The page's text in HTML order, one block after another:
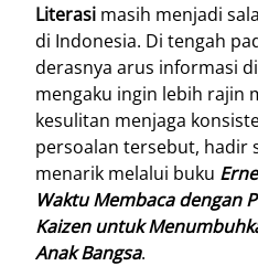
Literasi masih menjadi
di Indonesia. Di tengah
derasnya arus informasi
mengaku ingin lebih rajin
kesulitan menjaga
persoalan tersebut, hadir
menarik melalui buku
Waktu Membaca dengan
Kaizen untuk
Anak Bangsa.